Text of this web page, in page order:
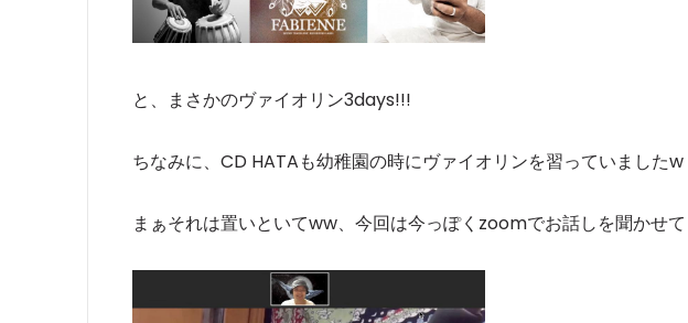
と、まさかのヴァイオリン3days!!!
ちなみに、CD HATAも幼稚園の時にヴァイオリンを習っていましたw
まぁそれは置いといてww、今回は今っぽくzoomでお話しを聞かせて